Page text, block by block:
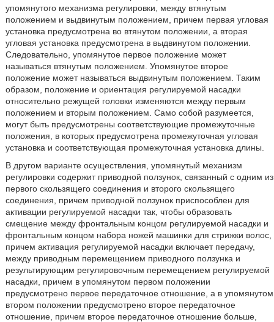
упомянутого механизма регулировки, между втянутым
положением и выдвинутым положением, причем первая угловая
установка предусмотрена во втянутом положении, а вторая
угловая установка предусмотрена в выдвинутом положении.
Следовательно, упомянутое первое положение может
называться втянутым положением. Упомянутое второе
положение может называться выдвинутым положением. Таким
образом, положение и ориентация регулируемой насадки
относительно режущей головки изменяются между первым
положением и вторым положением. Само собой разумеется,
могут быть предусмотрены соответствующие промежуточные
положения, в которых предусмотрена промежуточная угловая
установка и соответствующая промежуточная установка длины.
В другом варианте осуществления, упомянутый механизм
регулировки содержит приводной ползунок, связанный с одним из
первого скользящего соединения и второго скользящего
соединения, причем приводной ползунок приспособлен для
активации регулируемой насадки так, чтобы образовать
смещение между фронтальным концом регулируемой насадки и
фронтальным концом набора ножей машинки для стрижки волос,
причем активация регулируемой насадки включает передачу,
между приводным перемещением приводного ползунка и
результирующим регулировочным перемещением регулируемой
насадки, причем в упомянутом первом положении
предусмотрено первое передаточное отношение, а в упомянутом
втором положении предусмотрено второе передаточное
отношение, причем второе передаточное отношение больше,